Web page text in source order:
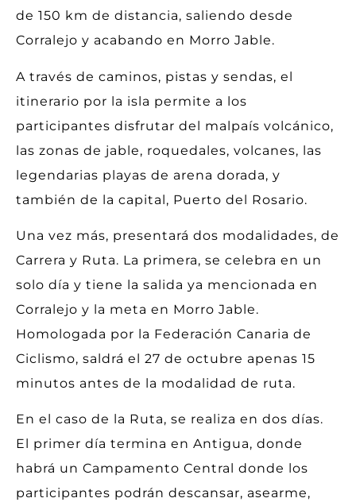
de 150 km de distancia, saliendo desde
Corralejo y acabando en Morro Jable.
A través de caminos, pistas y sendas, el
itinerario por la isla permite a los
participantes disfrutar del malpaís volcánico,
las zonas de jable, roquedales, volcanes, las
legendarias playas de arena dorada, y
también de la capital, Puerto del Rosario.
Una vez más, presentará dos modalidades, de
Carrera y Ruta. La primera, se celebra en un
solo día y tiene la salida ya mencionada en
Corralejo y la meta en Morro Jable.
Homologada por la Federación Canaria de
Ciclismo, saldrá el 27 de octubre apenas 15
minutos antes de la modalidad de ruta.
En el caso de la Ruta, se realiza en dos días.
El primer día termina en Antigua, donde
habrá un Campamento Central donde los
participantes podrán descansar, asearme,